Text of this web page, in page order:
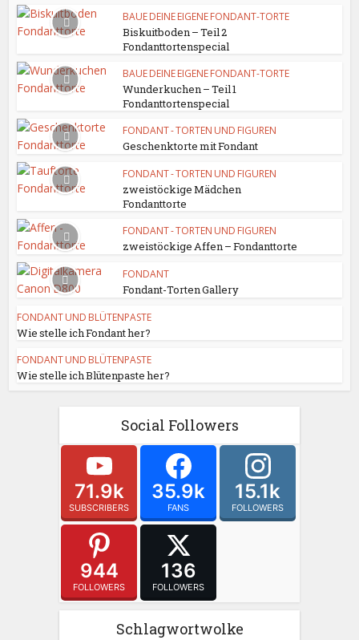
BAUE DEINE EIGENE FONDANT-TORTE
Biskuitboden – Teil 2
Fondanttortenspecial
BAUE DEINE EIGENE FONDANT-TORTE
Wunderkuchen – Teil 1
Fondanttortenspecial
FONDANT - TORTEN UND FIGUREN
Geschenktorte mit Fondant
FONDANT - TORTEN UND FIGUREN
zweistöckige Mädchen
Fondanttorte
FONDANT - TORTEN UND FIGUREN
zweistöckige Affen – Fondanttorte
FONDANT
Fondant-Torten Gallery
FONDANT UND BLÜTENPASTE
Wie stelle ich Fondant her?
FONDANT UND BLÜTENPASTE
Wie stelle ich Blütenpaste her?
Social Followers
71.9k
SUBSCRIBERS
35.9k
FANS
15.1k
FOLLOWERS
944
FOLLOWERS
136
FOLLOWERS
Schlagwortwolke